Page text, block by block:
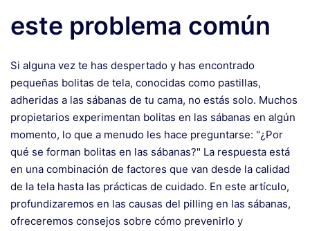
este problema común
Si alguna vez te has despertado y has encontrado
pequeñas bolitas de tela, conocidas como pastillas,
adheridas a las sábanas de tu cama, no estás solo. Muchos
propietarios experimentan bolitas en las sábanas en algún
momento, lo que a menudo les hace preguntarse: "¿Por
qué se forman bolitas en las sábanas?" La respuesta está
en una combinación de factores que van desde la calidad
de la tela hasta las prácticas de cuidado. En este artículo,
profundizaremos en las causas del pilling en las sábanas,
ofreceremos consejos sobre cómo prevenirlo y